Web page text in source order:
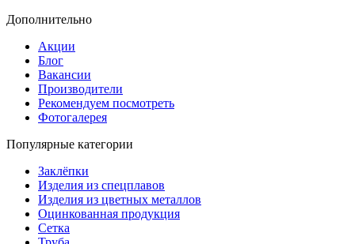
Дополнительно
Акции
Блог
Вакансии
Производители
Рекомендуем посмотреть
Фотогалерея
Популярные категории
Заклёпки
Изделия из спецплавов
Изделия из цветных металлов
Оцинкованная продукция
Сетка